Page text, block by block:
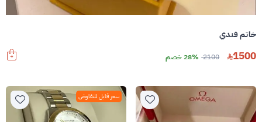
خاتم فندي
1500
2100 28% خصم
سعر قابل للتفاوض